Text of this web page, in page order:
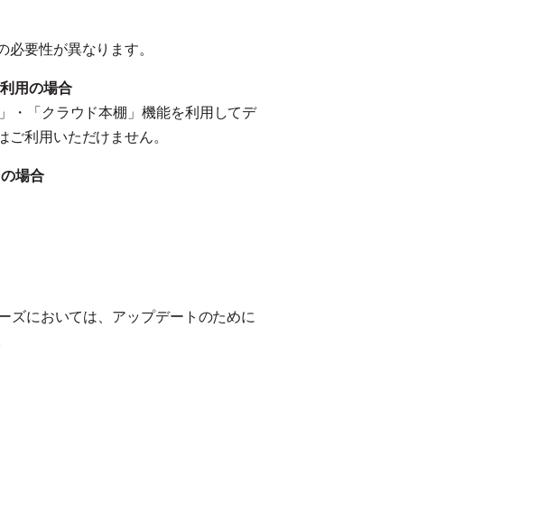
要性が異なります。
用の場合
・「クラウド本棚」機能を利用してデ
利用いただけません。
場合
ズにおいては、アップデートのために